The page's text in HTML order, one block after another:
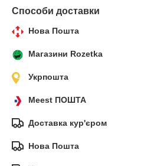
Способи доставки
Нова Пошта
Магазини Rozetka
Укрпошта
Meest ПОШТА
Доставка кур'єром
Нова Пошта